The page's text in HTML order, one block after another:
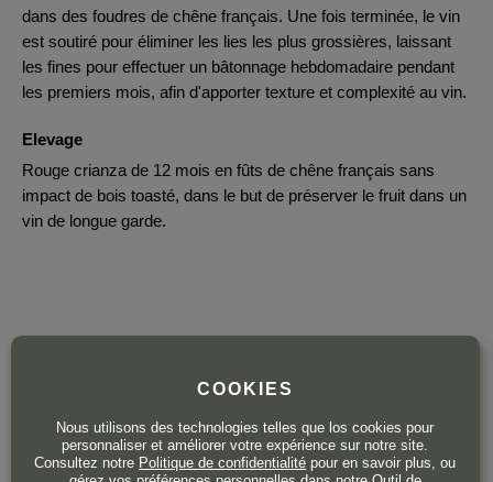
dans des foudres de chêne français. Une fois terminée, le vin
est soutiré pour éliminer les lies les plus grossières, laissant
les fines pour effectuer un bâtonnage hebdomadaire pendant
les premiers mois, afin d'apporter texture et complexité au vin.
Elevage
Rouge crianza de 12 mois en fûts de chêne français sans
impact de bois toasté, dans le but de préserver le fruit dans un
vin de longue garde.
Bouteille 75 cl| 25,20 € / Litre
COOKIES
Nous utilisons des technologies telles que los cookies pour
personnaliser et améliorer votre expérience sur notre site.
Consultez notre Politique de confidentialité pour en savoir plus, ou